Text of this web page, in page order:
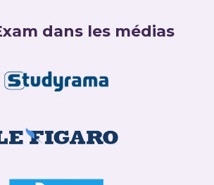
dans les médias